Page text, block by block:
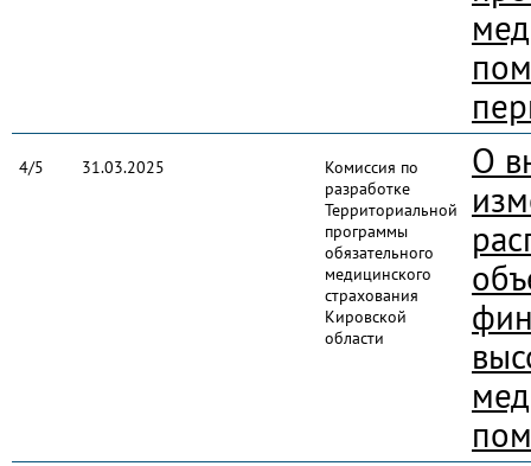
4/5 31.03.2025
Комиссия по
разработке
Территориальной
программы
обязательного
медицинского
страхования
Кировской
области
О